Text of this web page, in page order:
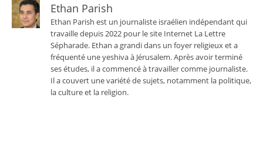
Ethan Parish
Ethan Parish est un journaliste israélien indépendant qui
travaille depuis 2022 pour le site Internet La Lettre
Sépharade. Ethan a grandi dans un foyer religieux et a
fréquenté une yeshiva à Jérusalem. Après avoir terminé
ses études, il a commencé à travailler comme journaliste.
Il a couvert une variété de sujets, notamment la politique,
la culture et la religion.